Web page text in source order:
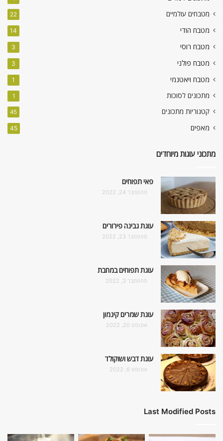
מטבחים עולמיים 22
מטבח הודי 14
מטבח רוסי 3
מטבח פולני 3
מטבח ויאטנמי 1
מתכונים לסוכות 1
קטגוריות מתכונים 45
מאפים 45
מתכוני עוגות מיוחדים
פאי תפוחים
ספטמבר 24, 2022
עוגת גבינה פירורים
ספטמבר 23, 2022
עוגת תפוחים במחבת
ספטמבר 3, 2022
עוגת שמרים קינמון
אוגוסט 20, 2022
עוגת דבש ושוקולד
אוגוסט 6, 2022
Last Modified Posts